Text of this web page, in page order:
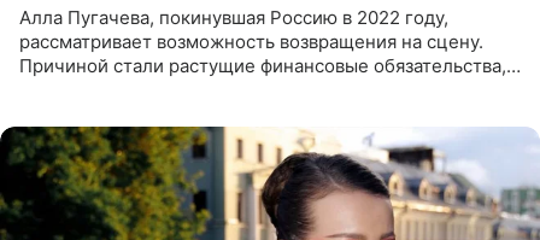
Алла Пугачева, покинувшая Россию в 2022 году,
рассматривает возможность возвращения на сцену.
Причиной стали растущие финансовые обязательства,